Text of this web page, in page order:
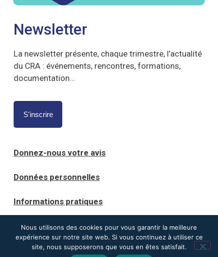
Newsletter
La newsletter présente, chaque trimestre, l’actualité
du CRA : événements, rencontres, formations,
documentation…
S'inscrire
Donnez-nous votre avis
Données personnelles
Informations pratiques
Mentions légales
Nous utilisons des cookies pour vous garantir la meilleure
expérience sur notre site web. Si vous continuez à utiliser ce
site, nous supposerons que vous en êtes satisfait.